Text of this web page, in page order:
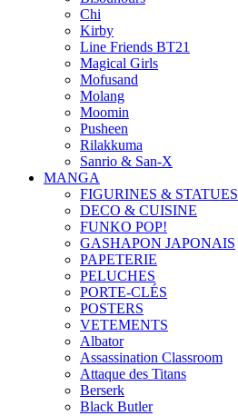
Chi
Kirby
Line Friends BT21
Magical Girls
Mofusand
Molang
Moomin
Pusheen
Rilakkuma
Sanrio & San-X
MANGA
FIGURINES & STATUES
DECO & CUISINE
FUNKO POP!
GASHAPON JAPONAIS
PAPETERIE
PELUCHES
PORTE-CLÉS
POSTERS
VETEMENTS
Albator
Assassination Classroom
Attaque des Titans
Berserk
Black Butler